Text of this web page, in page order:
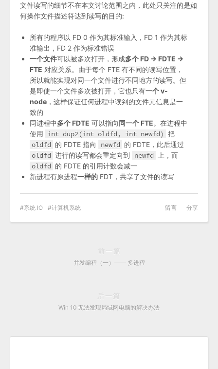
文件读写的细节不在本文讨论范围之内，此处只关注的是如
何操作文件描述符达到读写的目的:
所有的程序以 FD 0 作为其标准输入，FD 1 作为其标
准输出，FD 2 作为标准错误
一个文件可以被多次打开，形成多个 FD -> FDTE ->
FTE 对应关系。由于每个 FTE 有不同的读写位置，
所以就能实现对同一个文件进行不同地方的读写。但
是即使一个文件多次被打开，它也只有一个 v-
node ，这样保证任何进程中读到的文件元信息是一
致的
同进程中多个 FDTE 可以指向同一个 FTE。在进程中
使用 int dup2(int oldfd, int newfd) 把
oldfd 的 FDTE 指向 newfd 的 FDTE，此后通过
oldfd 进行的读写都会重定向到 newfd 上，而
oldfd 的 FDTE 的引用计数会减一
新进程有原进程一样的 FDT，共享了文件的读写
分享
留言
系统 IO 计算机系统
前一篇
并发编程（一）—— 多进程
后一篇
Win 10 无法发现局域网电脑的解决办法